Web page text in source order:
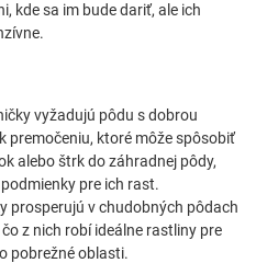
kde sa im bude dariť, ale ich
vyžadujú pôdu s dobrou
premočeniu, ktoré môže spôsobiť
alebo štrk do záhradnej pôdy,
pre ich rast.
prosperujú v chudobných pôdach
z nich robí ideálne rastliny pre
pobrežné oblasti.